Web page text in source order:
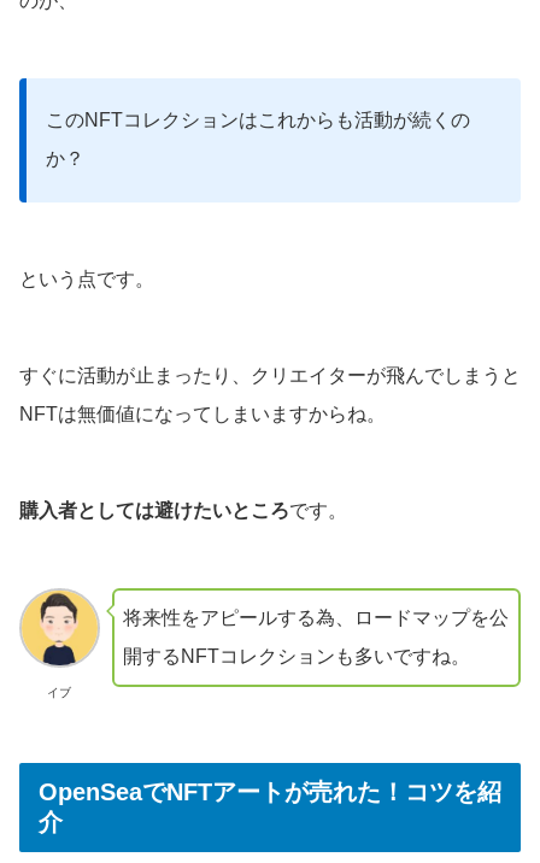
このNFTコレクションはこれからも活動が続くの
か？
という点です。
すぐに活動が止まったり、クリエイターが飛んでしまうと
NFTは無価値になってしまいますからね。
購入者としては避けたいところです。
イブ
将来性をアピールする為、ロードマップを公
開するNFTコレクションも多いですね。
OpenSeaでNFTアートが売れた！コツを紹
介